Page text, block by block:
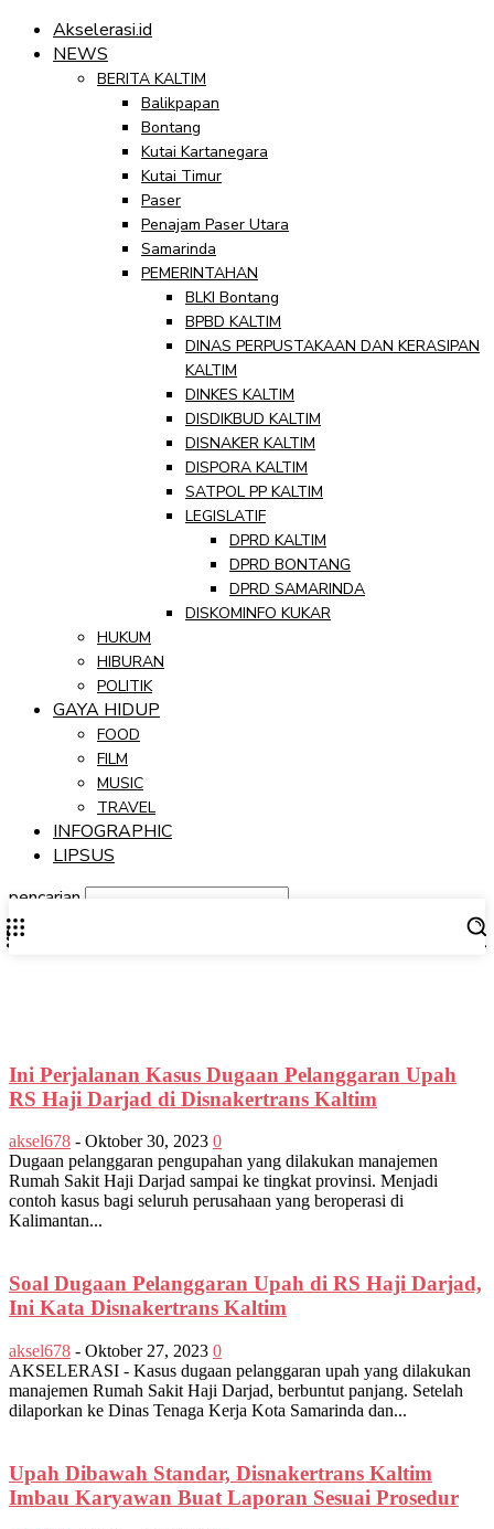
Akselerasi.id
NEWS
BERITA KALTIM
Balikpapan
Bontang
Kutai Kartanegara
Kutai Timur
Paser
Penajam Paser Utara
Samarinda
PEMERINTAHAN
BLKI Bontang
BPBD KALTIM
DINAS PERPUSTAKAAN DAN KERASIPAN
KALTIM
DINKES KALTIM
DISDIKBUD KALTIM
DISNAKER KALTIM
DISPORA KALTIM
SATPOL PP KALTIM
LEGISLATIF
DPRD KALTIM
DPRD BONTANG
DPRD SAMARINDA
DISKOMINFO KUKAR
HUKUM
HIBURAN
POLITIK
GAYA HIDUP
FOOD
FILM
MUSIC
TRAVEL
INFOGRAPHIC
LIPSUS
pencarian
Ini Perjalanan Kasus Dugaan Pelanggaran Upah
RS Haji Darjad di Disnakertrans Kaltim
aksel678 - Oktober 30, 2023 0
Dugaan pelanggaran pengupahan yang dilakukan manajemen
Rumah Sakit Haji Darjad sampai ke tingkat provinsi. Menjadi
contoh kasus bagi seluruh perusahaan yang beroperasi di
Kalimantan...
Soal Dugaan Pelanggaran Upah di RS Haji Darjad,
Ini Kata Disnakertrans Kaltim
aksel678 - Oktober 27, 2023 0
AKSELERASI - Kasus dugaan pelanggaran upah yang dilakukan
manajemen Rumah Sakit Haji Darjad, berbuntut panjang. Setelah
dilaporkan ke Dinas Tenaga Kerja Kota Samarinda dan...
Upah Dibawah Standar, Disnakertrans Kaltim
Imbau Karyawan Buat Laporan Sesuai Prosedur